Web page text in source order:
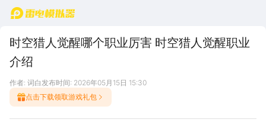
首页
时空猎人觉醒哪个职业厉害 时空猎人觉醒职业
介绍
作者: 词白发布时间: 2026年05月15日 15:30
点击下载领取游戏礼包